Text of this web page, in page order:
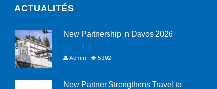
ACTUALITÉS
New Partnership in Davos 2026
Admin 5392
New Partner Strengthens Travel to